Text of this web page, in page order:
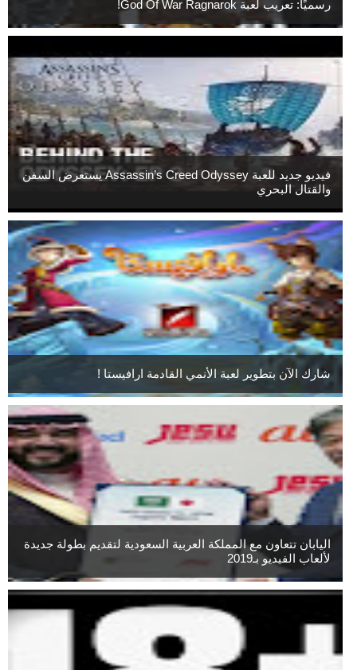
رسميًا: تعريب لعبة God Of War Ragnarok!
فيديو جديد للعبة Assassin’s Creed Odyssey يستعرض السفن
والقتال البحري
شارك الآن بتطوير لعبة الأنمي القادمة ارافيستا !
اليابان تتعاون مع المملكة العربية السعودية لتقديم بطولة جديدة
لألعاب الفيديو بـ2019